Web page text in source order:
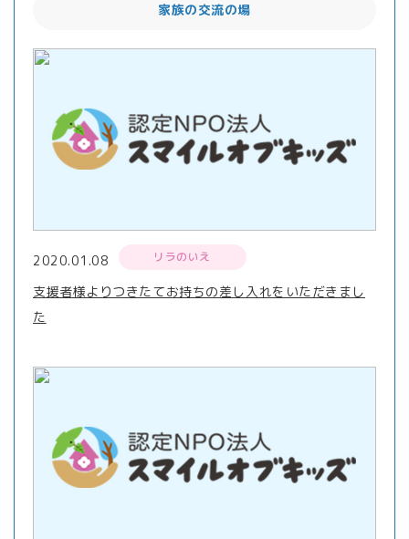
家族の交流の場
2020.01.08 リラのいえ
支援者様よりつきたてお持ちの差し入れをいただきまし
た